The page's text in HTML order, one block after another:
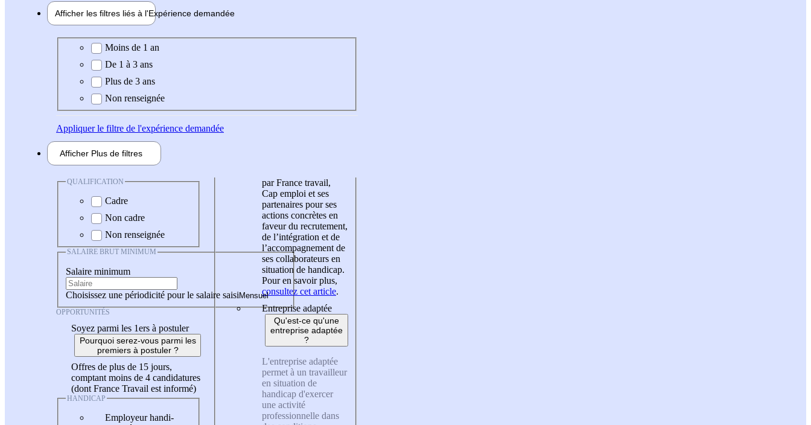
Afficher les filtres liés à l'Expérience demandée
Expérience demandée
Moins de 1 an
De 1 à 3 ans
Plus de 3 ans
Non renseignée
Appliquerle filtre de l'expérience demandée
Afficher Plus de filtres
QUALIFICATION
Cadre
Non cadre
Non renseignée
SALAIRE BRUT MINIMUM
Salaire minimum
Choisissez une périodicité pour le salaire saisi
OPPORTUNITÉS
Soyez parmi les 1ers à postuler
Pourquoi serez-vous parmi les
premiers à postuler ?
Offres de plus de 15 jours,
comptant moins de 4 candidatures
(dont France Travail est informé)
HANDICAP
Employeur handi-
par France travail,
Cap emploi et ses
partenaires pour ses
actions concrètes en
faveur du recrutement,
de l’intégration et de
l’accompagnement de
ses collaborateurs en
situation de handicap.
Pour en savoir plus,
consultez cet article.
Entreprise adaptée
Qu'est-ce qu'une
entreprise adaptée
?
L'entreprise adaptée
permet à un travailleur
en situation de
handicap d'exercer
une activité
professionnelle dans